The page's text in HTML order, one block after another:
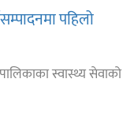
पहिलो
स्वास्थ्य सेवाको